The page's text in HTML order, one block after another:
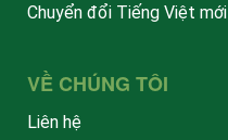
Chuyển đổi Tiếng Việt mới
VỀ CHÚNG TÔI
Liên hệ